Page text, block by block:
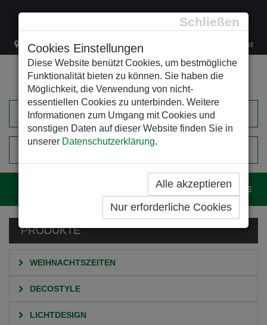
Schließen
Cookies Einstellungen
Diese Website benützt Cookies, um bestmögliche
Funktionalität bieten zu können. Sie haben die
Möglichkeit, die Verwendung von nicht-
essentiellen Cookies zu unterbinden. Weitere
Informationen zum Umgang mit Cookies und
sonstigen Daten auf dieser Website finden Sie in
unserer Datenschutzerklärung.
Alle akzeptieren
Nur erforderliche Cookies
Lacknergasse 78 +43/1/470 37 00 office@leso.at
EINKAUFSWAGEN
PRODUKTE
WEIHNACHTSZEITEN
DECOSTYLE
LICHTDESIGN